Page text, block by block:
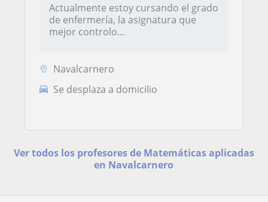
Actualmente estoy cursando el grado
de enfermería, la asignatura que
mejor controlo...
Navalcarnero
Se desplaza a domicilio
Ver todos los profesores de Matemáticas aplicadas
en Navalcarnero